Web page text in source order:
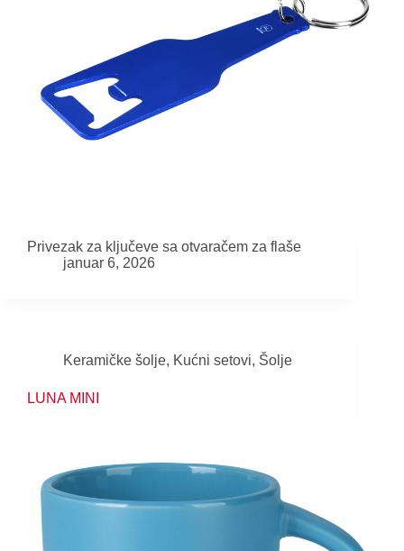
Privezak za ključeve sa otvaračem za flaše
januar 6, 2026
Keramičke šolje, Kućni setovi, Šolje
LUNA MINI